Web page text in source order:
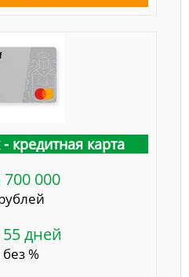
кредитная карта
700 000
дней
без %